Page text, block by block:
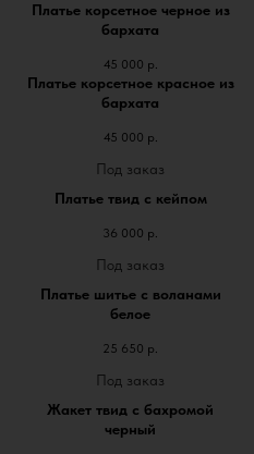
Платье корсетное черное из
бархата
45 000 р.
Платье корсетное красное из
бархата
45 000 р.
Платье твид с кейпом
36 000 р.
Платье шитье с воланами
белое
25 650 р.
Жакет твид с бахромой
черный